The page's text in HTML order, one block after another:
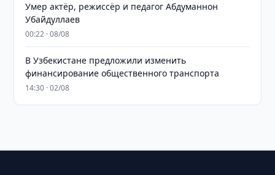
Умер актёр, режиссёр и педагог Абдуманнон
Убайдуллаев
00:22 · 08/08
В Узбекистане предложили изменить
финансирование общественного транспорта
14:30 · 02/08